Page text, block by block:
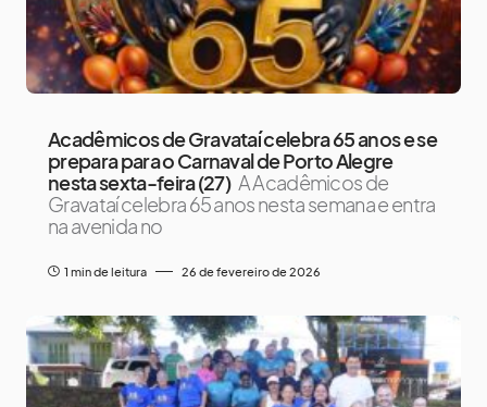
Acadêmicos de Gravataí celebra 65 anos e se
prepara para o Carnaval de Porto Alegre
nesta sexta-feira (27) A Acadêmicos de
Gravataí celebra 65 anos nesta semana e entra
na avenida no
1 min de leitura 26 de fevereiro de 2026